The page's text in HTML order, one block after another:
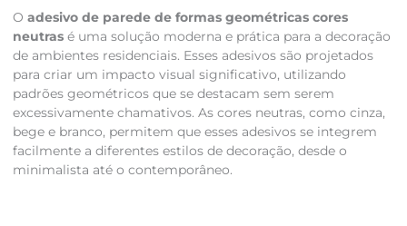
O adesivo de parede de formas geométricas cores
neutrasé uma solução moderna e prática para a decoração
de ambientes residenciais. Esses adesivos são projetados
para criar um impacto visual significativo, utilizando
padrões geométricos que se destacam sem serem
excessivamente chamativos. As cores neutras, como cinza,
bege e branco, permitem que esses adesivos se integrem
facilmente a diferentes estilos de decoração, desde o
minimalista até o contemporâneo.